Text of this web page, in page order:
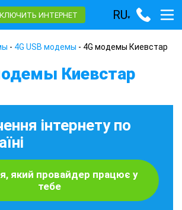
ИНТЕРНЕТ RU▾
- 4G USB модемы - 4G модемы Киевстар
Киевстар
інтернету по
який провайдер працює у
тебе